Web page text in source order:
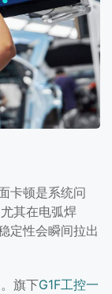
卡顿是系统问
其在电弧焊
定性会瞬间拉出
旗下G1F工控一